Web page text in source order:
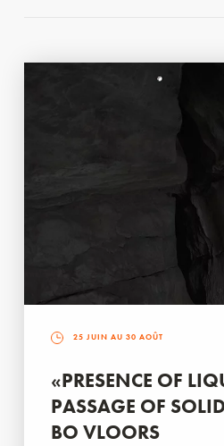
25 JUIN AU 30 AOÛT
«PRESENCE OF
PASSAGE OF
BO VLOORS